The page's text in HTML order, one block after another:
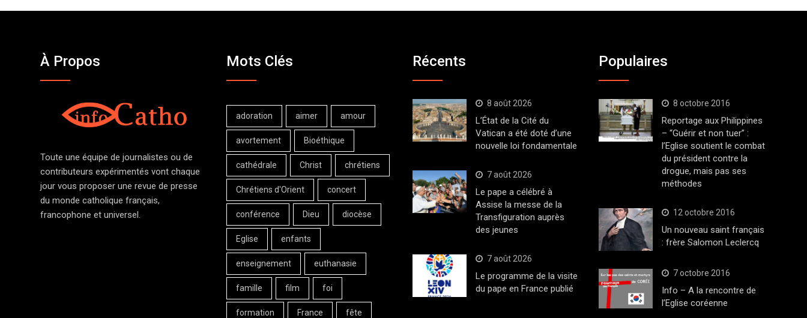
À Propos
Toute une équipe de journalistes ou de
contributeurs expérimentés vont chaque
jour vous proposer une revue de presse
du monde catholique français,
francophone et universel.
Mots Clés
adoration aimer amour
avortement Bioéthique
cathédrale Christ chrétiens
Chrétiens d'Orient concert
conférence Dieu diocèse
Eglise enfants
enseignement euthanasie
famille film foi
formation France fête
Récents
8 août 2026
L’État de la Cité du
Vatican a été doté d’une
nouvelle loi fondamentale
7 août 2026
Le pape a célébré à
Assise la messe de la
Transfiguration auprès
des jeunes
7 août 2026
Le programme de la visite
du pape en France publié
Populaires
8 octobre 2016
Reportage aux Philippines
– “Guérir et non tuer” :
l’Eglise soutient le combat
du président contre la
drogue, mais pas ses
méthodes
12 octobre 2016
Un nouveau saint français
: frère Salomon Leclercq
7 octobre 2016
Info – A la rencontre de
l’Eglise coréenne